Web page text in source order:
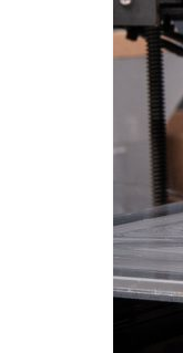
dobrać
najlepszą